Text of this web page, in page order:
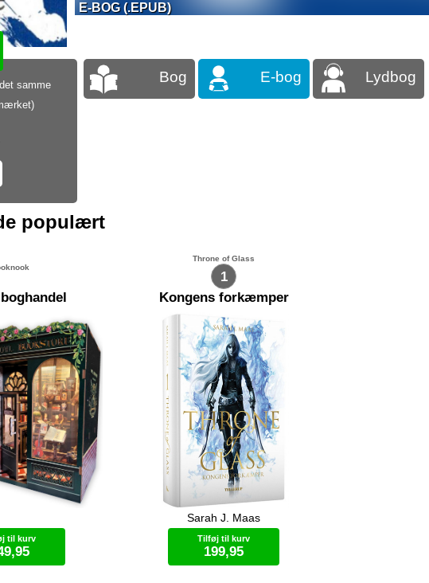
E-BOG (.EPUB)
samme
Bog E-bog Lydbog
populært
er et mini-
rum du selv
til hyggelig
del for del indretter
til kurv
1
Throne of Glass
Kongens forkæmper
Celaena Sardothien, Adarlans
farligste snigmorder, er blevet forrådt
og afsoner nu i Endoviers saltminer.
Da kronprinsen af Adarlan opfordrer
hende til at stille op i konkurrencen
Sarah J. Maas
Tilføj til kurv
199,95